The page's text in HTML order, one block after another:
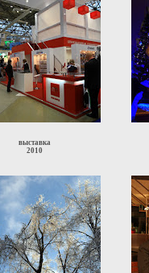
выставка
2010